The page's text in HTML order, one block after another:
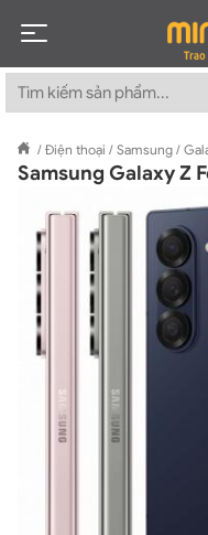
/ Điện thoại / Samsung /
Samsung Galaxy Z